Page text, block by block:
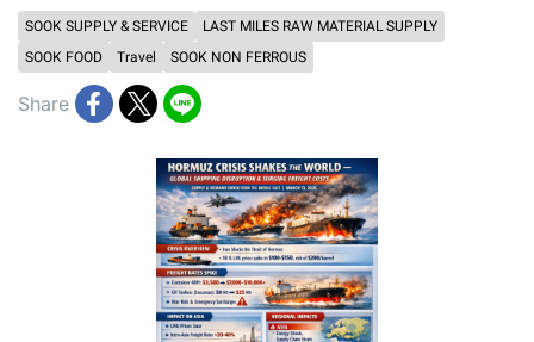
SOOK SUPPLY & SERVICE
LAST MILES RAW MATERIAL SUPPLY
SOOK FOOD
Travel SOOK NON FERROUS
Share